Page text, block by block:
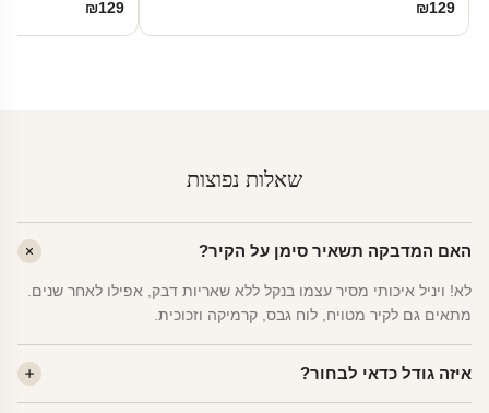
₪129
₪129
שאלות נפוצות
האם המדבקה תשאיר סימן על הקיר?
לא! ויניל איכותי מסיר עצמו בנקל ללא שאריות דבק, אפילו לאחר שנים.
מתאים גם לקיר מטויח, לוח גבס, קרמיקה וזכוכית.
איזה גודל כדאי לבחור?